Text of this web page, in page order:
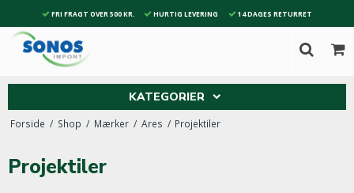
FRI FRAGT OVER 500 KR. HURTIG LEVERING 14 DAGES RETURRET
KATEGORIER
Forside / Shop / Mærker / Ares / Projektiler
Projektiler